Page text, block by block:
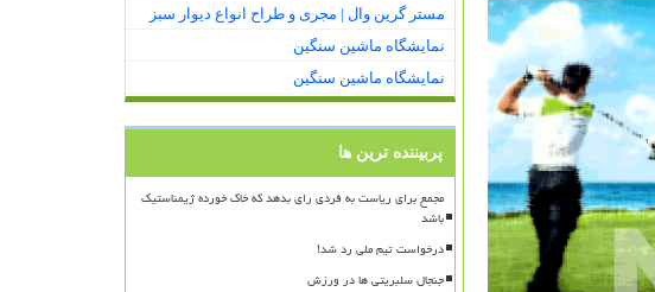
مستر گرین وال | مجری و طراح انواع دیوار سبز
نمایشگاه ماشین سنگین
نمایشگاه ماشین سنگین
پربیننده ترین ها
مجمع برای ریاست به فردی رای بدهد که خاک خورده ژیمناستیک
باشد
درخواست تیم ملی رد شد!
جنجال سلبریتی ها در ورزش